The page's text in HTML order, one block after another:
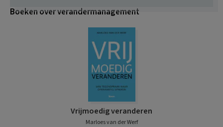
Boeken over verandermanagement
Vrijmoedig veranderen
Marloes van der Werf